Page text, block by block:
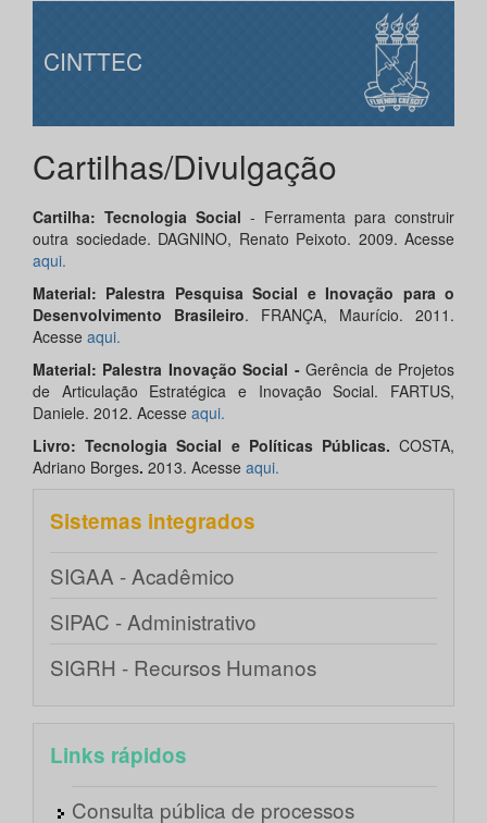
CINTTEC
Cartilhas/Divulgação
Cartilha: Tecnologia Social - Ferramenta para construir
outra sociedade. DAGNINO, Renato Peixoto. 2009. Acesse
aqui.
Material: Palestra Pesquisa Social e Inovação para o
Desenvolvimento Brasileiro. FRANÇA, Maurício. 2011.
Acesse aqui.
Material: Palestra Inovação Social -Gerência de Projetos
de Articulação Estratégica e Inovação Social. FARTUS,
Daniele. 2012. Acesse aqui.
Livro: Tecnologia Social e Políticas Públicas. COSTA,
Adriano Borges. 2013. Acesse aqui.
Sistemas integrados
SIGAA - Acadêmico
SIPAC - Administrativo
SIGRH - Recursos Humanos
Links rápidos
Consulta pública de processos